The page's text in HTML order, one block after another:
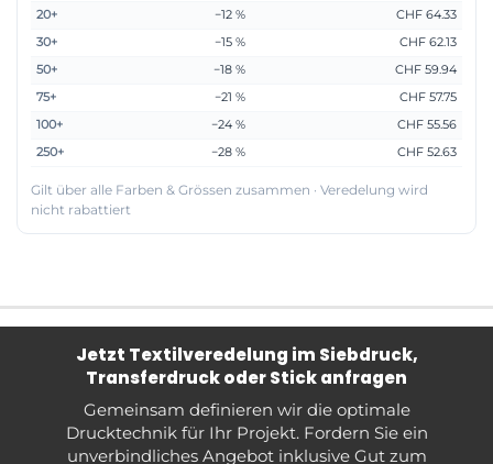
20+
−12 %
CHF 64.33
30+
−15 %
CHF 62.13
50+
−18 %
CHF 59.94
75+
−21 %
CHF 57.75
100+
−24 %
CHF 55.56
250+
−28 % CHF 52.63
Gilt über alle Farben & Grössen zusammen · Veredelung wird
nicht rabattiert
Jetzt Textilveredelung im Siebdruck,
Transferdruck oder Stick anfragen
Gemeinsam definieren wir die optimale
Drucktechnik für Ihr Projekt. Fordern Sie ein
unverbindliches Angebot inklusive Gut zum